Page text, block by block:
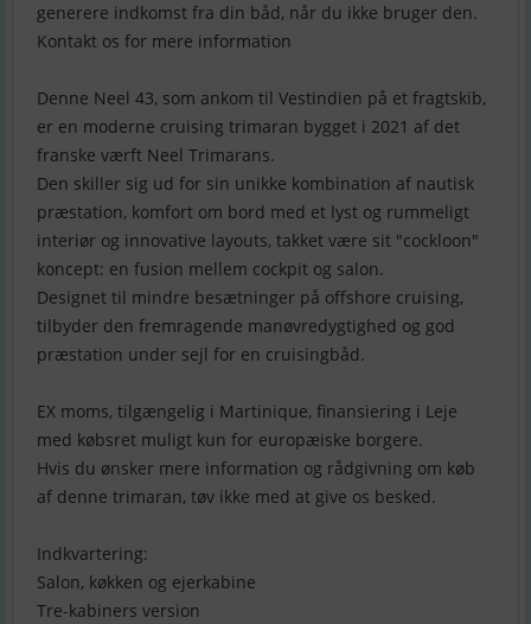
generere indkomst fra din båd, når du ikke bruger den.
Kontakt os for mere information
Denne Neel 43, som ankom til Vestindien på et fragtskib,
er en moderne cruising trimaran bygget i 2021 af det
franske værft Neel Trimarans.
Den skiller sig ud for sin unikke kombination af nautisk
præstation, komfort om bord med et lyst og rummeligt
interiør og innovative layouts, takket være sit "cockloon"
koncept: en fusion mellem cockpit og salon.
Designet til mindre besætninger på offshore cruising,
tilbyder den fremragende manøvredygtighed og god
præstation under sejl for en cruisingbåd.
EX moms, tilgængelig i Martinique, finansiering i Leje
med købsret muligt kun for europæiske borgere.
Hvis du ønsker mere information og rådgivning om køb
af denne trimaran, tøv ikke med at give os besked.
Indkvartering:
Salon, køkken og ejerkabine
Tre-kabiners version